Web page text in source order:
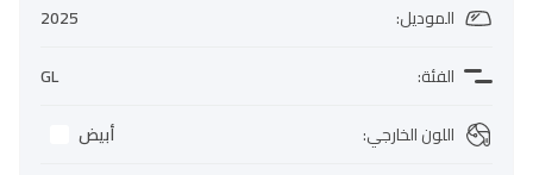
الموديل:
2025
الفئة:
GL
اللون الخارجي:
أبيض